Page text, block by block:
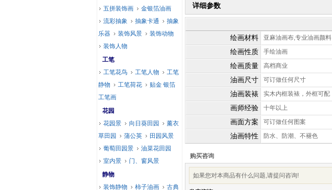
详细参数
绘画材料 亚麻油画布,专业油画颜料
绘画性质 手绘油画
绘画质量 高档商业
油画尺寸 可订做任何尺寸
油画装裱 实木内框装裱，外框可配
画师经验 十年以上
画面方案 可订做任何图案
油画特性 防水、防潮、不褪色
购买咨询
如果您对本商品有什么问题,请提问咨询!
五拼装饰画
金银箔油画
流彩抽象
抽象卡通
抽象
乐器
装饰风景
装饰动物
装饰人物
工笔
工笔花鸟
工笔人物
工笔
静物
工笔荷花
贴金 银箔
工笔画
花园
花园景
向日葵田园
薰衣
草田园
蒲公英
田园风景
葡萄田园景
油菜花田园
室内景
门、窗风景
静物
装饰静物
柿子油画
古典